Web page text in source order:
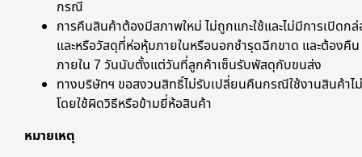
กรณี
การคืนสินค้าต้องมีสภาพใหม่ ไม่ถูกแกะใช้และไม่มีการเปิดก
และหรือวัสดุที่ห่อหุ้มภายในหรือนอกชำรุดฉีกขาด และต้องคืน
ภายใน 7 วันนับตั้งแต่วันที่ลูกค้าเซ็นรับพัสดุกับขนส่ง
ทางบริษัทฯ ขอสงวนสิทธิ์ไม่รับเปลี่ยนคืนกรณีใช้งานสินค้าไ
โดยใช้ผิดวิธีหรือข้ามยี่ห้อสินค้า
หมายเหตุ